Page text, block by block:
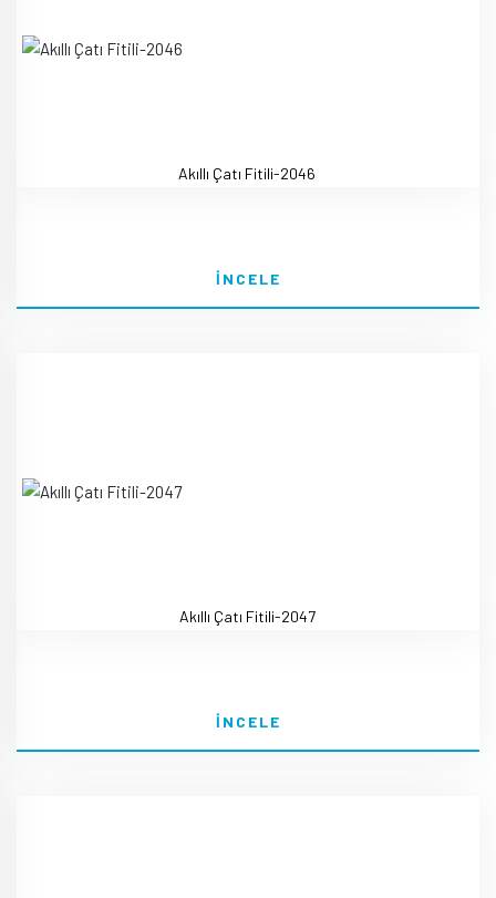
Akıllı Çatı Fitili-2046
İNCELE
Akıllı Çatı Fitili-2047
İNCELE